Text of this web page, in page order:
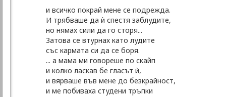
и всичко покрай мене се подрежда.
И трябваше да ѝ спестя заблудите,
но нямах сили да го сторя...
Затова се втурнах като лудите
със кармата си да се боря.
... а мама ми говореше по скайп
и колко ласкав бе гласът ѝ,
и вярваше във мене до безкрайност,
и ме побиваха студени тръпки